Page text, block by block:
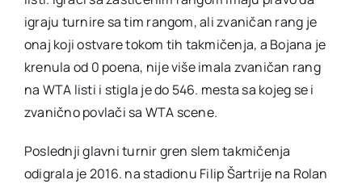
igraju turnire sa tim rangom, ali zvaničan rang je
onaj koji ostvare tokom tih takmičenja, a Bojana je
krenula od 0 poena, nije više imala zvaničan rang
na WTA listi i stigla je do 546. mesta sa kojeg se i
zvanično povlači sa WTA scene.
Poslednji glavni turnir gren slem takmičenja
odigrala je 2016. na stadionu Filip Šartrije na Rolan